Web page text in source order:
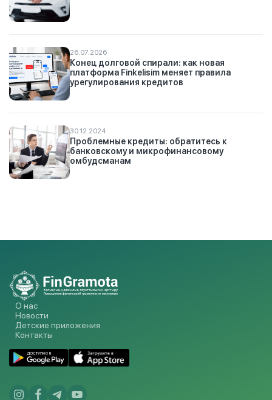
26.07.2026
Конец долговой спирали: как новая
платформа Finkelisim меняет правила
урегулирования кредитов
30.12.2024
Проблемные кредиты: обратитесь к
банковскому и микрофинансовому
омбудсманам
О нас
Новости
Детские приложения
Контакты